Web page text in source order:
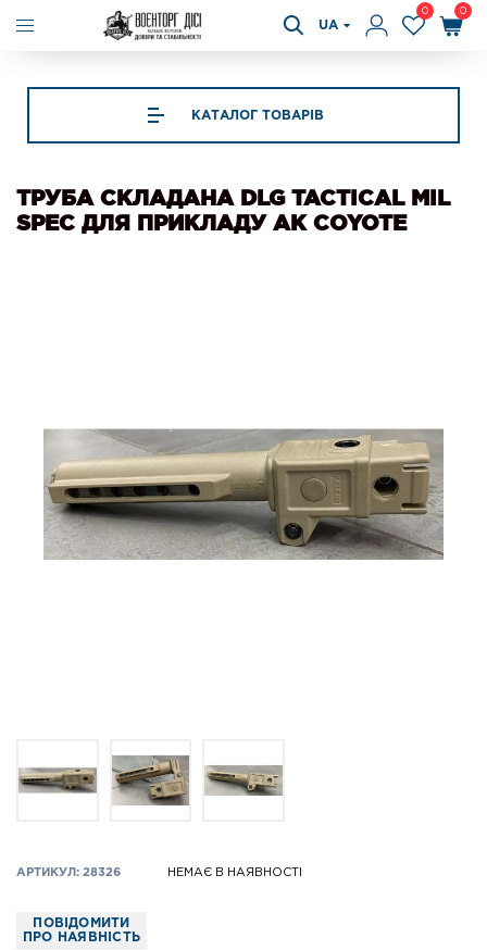
UA
0 0
КАТАЛОГ ТОВАРІВ
ТРУБА СКЛАДАНА DLG TACTICAL MIL
SPEC ДЛЯ ПРИКЛАДУ АК COYOTE
АРТИКУЛ: 28326 НЕМАЄ В НАЯВНОСТІ
ПОВІДОМИТИ
ПРО НАЯВНІСТЬ